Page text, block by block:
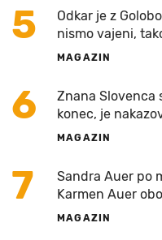
5
Odkar je z
nismo vajeni,
MAGAZIN
6
Znana Slovenca
konec, je
MAGAZIN
7
Sandra Auer po
Karmen Auer
MAGAZIN